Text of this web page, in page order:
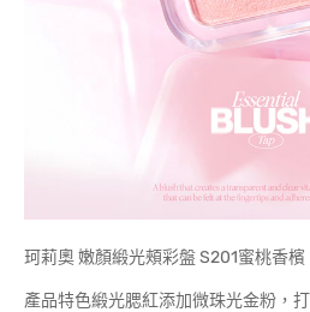
珂莉奧 嫩顏緞光頰彩盤 S201蜜桃香檳
產品特色緞光腮紅添加微珠光金粉，